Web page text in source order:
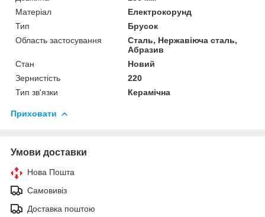
Матеріал
Електрокорунд
Тип
Брусок
Область застосування
Сталь, Нержавіюча сталь,
Абразив
Стан
Новий
Зернистість
220
Тип зв'язки
Керамічна
Приховати
Умови доставки
Нова Пошта
Самовивіз
Доставка поштою